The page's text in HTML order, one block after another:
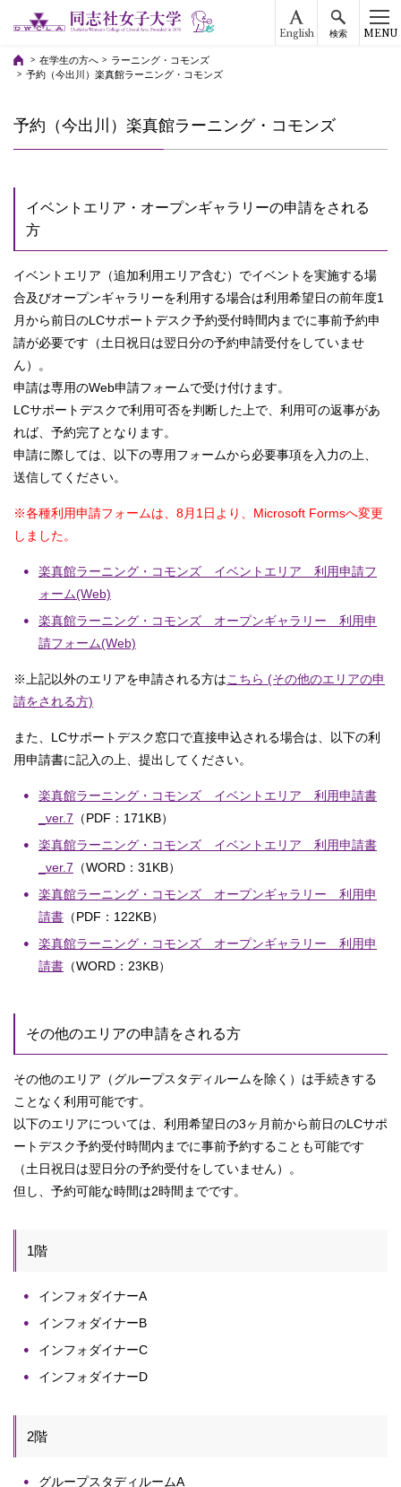
English 検索 MENU
在学生の方へ
ラーニング・コモンズ
予約（今出川）楽真館ラーニング・コモンズ
予約（今出川）楽真館ラーニング・コモンズ
イベントエリア・オープンギャラリーの申請をされる
方
イベントエリア （追加利用エリア含む） でイベントを実施する場
合及びオープンギャラリーを利用する場合は利用希望日の前年度1
月から前日のLCサポートデスク予約受付時間内までに事前予約申
請が必要です（土日祝日は翌日分の予約申請受付をしていませ
ん）。
申請は専用のWeb申請フォームで受け付けます。
LCサポートデスクで利用可否を判断した上で、利用可の返事があ
れば、予約完了となります。
申請に際しては、以下の専用フォームから必要事項を入力の上、
送信してください。
※各種利用申請フォームは、8月1日より、Microsoft Formsへ変更
しました。
楽真館ラーニング・コモンズ イベントエリア 利用申請フ
ォーム(Web)
楽真館ラーニング・コモンズ オープンギャラリー 利用申
請フォーム(Web)
※上記以外のエリアを申請される方はこちら (その他のエリアの申
請をされる方)
また、LCサポートデスク窓口で直接申込される場合は、以下の利
用申請書に記入の上、提出してください。
楽真館ラーニング・コモンズ イベントエリア 利用申請書
_ver.7 （PDF：171KB）
楽真館ラーニング・コモンズ イベントエリア 利用申請書
_ver.7 （WORD：31KB）
楽真館ラーニング・コモンズ オープンギャラリー 利用申
請書 （PDF：122KB）
楽真館ラーニング・コモンズ オープンギャラリー 利用申
請書 （WORD：23KB）
その他のエリアの申請をされる方
その他のエリア（グループスタディルームを除く）は手続きする
ことなく利用可能です。
以下のエリアについては、利用希望日の3ヶ月前から前日のLCサポ
ートデスク予約受付時間内までに事前予約することも可能です
（土日祝日は翌日分の予約受付をしていません）。
但し、予約可能な時間は2時間までです。
1階
インフォダイナーA
インフォダイナーB
インフォダイナーC
インフォダイナーD
2階
グループスタディルームA